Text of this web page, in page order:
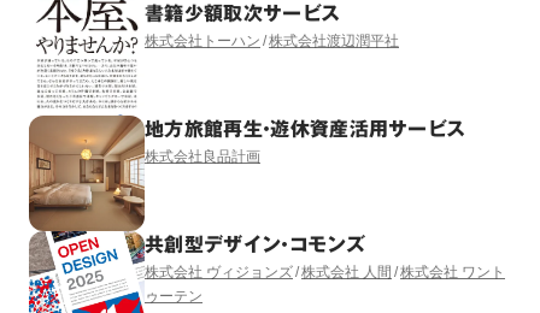
書籍少額取次サービス
株式会社トーハン 株式会社渡辺潤平社
地方旅館再生・遊休資産活用サービス
株式会社良品計画
共創型デザイン・コモンズ
株式会社 ヴィジョンズ 株式会社 人間 株式会社 ワント
ゥーテン